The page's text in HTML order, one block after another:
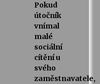
Pokud
útočník
vnímal
malé
sociální
cítění u
svého
zaměstnavatele,